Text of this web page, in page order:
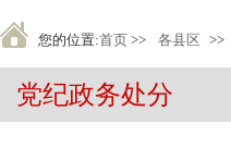
您的位置:首页 >> 各县区 >>
党纪政务处分